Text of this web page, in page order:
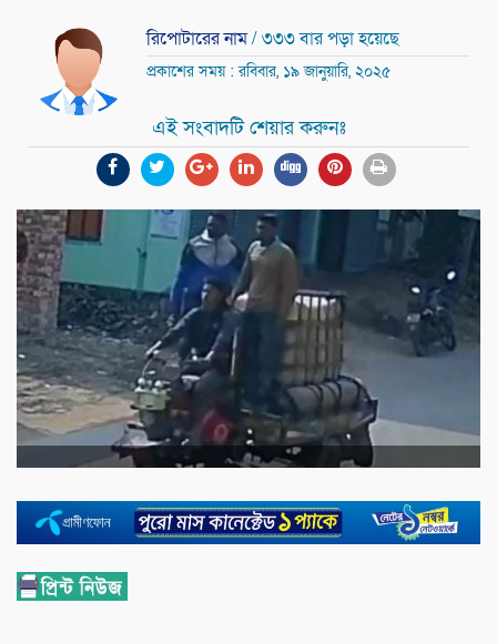
রিপোটারের নাম/ ৩৩৩ বার পড়া হয়েছে
প্রকাশের সময় : রবিবার, ১৯ জানুয়ারি, ২০২৫
এই সংবাদটি শেয়ার করুনঃ